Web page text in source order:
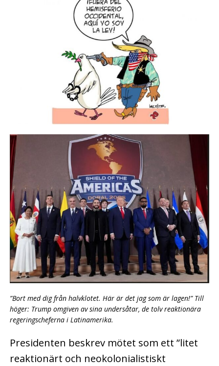
”Bort med dig från halvklotet. Här är det jag som är lagen!” Till
höger: Trump omgiven av sina undersåtar, de tolv reaktionära
regeringscheferna i Latinamerika.
Presidenten beskrev mötet som ett ”litet
reaktionärt och neokolonialistiskt